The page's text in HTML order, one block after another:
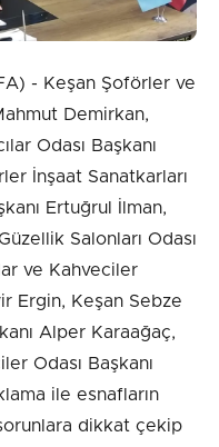
- Keşan Şoförler ve
Demirkan,
Odası Başkanı
İnşaat Sanatkarları
Ertuğrul İlman,
Salonları Odası
ve Kahveciler
Ergin, Keşan Sebze
Alper Karaağaç,
Odası Başkanı
ile esnafların
dikkat çekip